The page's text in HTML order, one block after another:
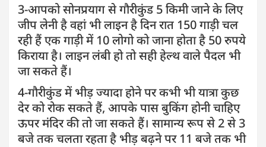
3-आपको सोनप्रयाग से गौरीकुंड 5 किमी जाने के लिए
जीप लेनी है वहां भी लाइन है दिन रात 150 गाड़ी चल
रही हैं एक गाड़ी में 10 लोगो को जाना होता है 50 रुपये
किराया है। लाइन लंबी हो तो सही हेल्थ वाले पैदल भी
जा सकते हैं।
4-गौरीकुंड में भीड़ ज्यादा होने पर कभी भी यात्रा कुछ
देर को रोक सकते हैं, आपके पास बुकिंग होनी चाहिए
ऊपर मंदिर की तो जा सकते हैं। सामान्य रूप से 2 से 3
बजे तक चलता रहता है भीड़ बढ़ने पर 11 बजे तक भी